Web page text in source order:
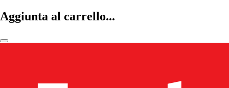
Aggiunta al carrello...